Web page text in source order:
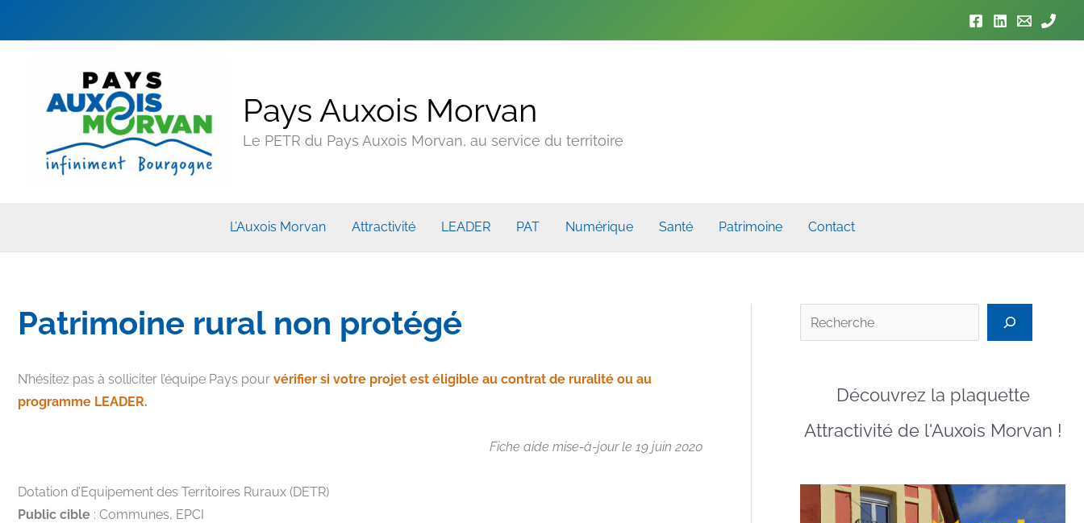
Pays Auxois Morvan
Le PETR du Pays Auxois Morvan, au service du territoire
L’Auxois Morvan Attractivité LEADER PAT Numérique Santé Patrimoine Contact
Patrimoine rural non protégé
N’hésitez pas à solliciter l’équipe Pays pour vérifier si votre projet est éligible au contrat de ruralité ou au
programme LEADER.
Fiche aide mise-à-jour le 19 juin 2020
Dotation d’Equipement des Territoires Ruraux (DETR)
Public cible : Communes, EPCI
Découvrez la plaquette
Attractivité de l'Auxois Morvan !